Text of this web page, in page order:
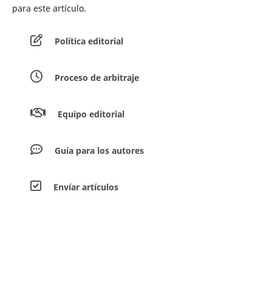
para este artículo.
Política editorial
Proceso de arbitraje
Equipo editorial
Guía para los autores
Envíar artículos